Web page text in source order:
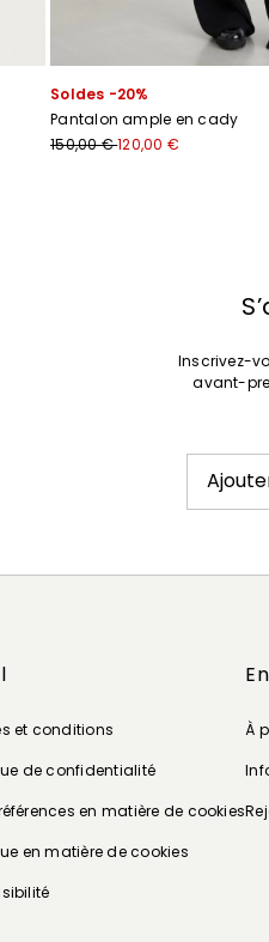
Soldes -20%
Pantalon ample en cady
150,00 €120,00 €
Inscrivez-
avant-
et conditions
de confidentialité
en matière de cookies
en matière de cookies
À